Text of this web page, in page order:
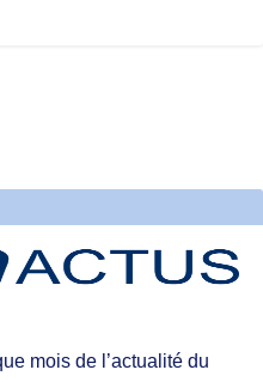
mois de l’actualité du